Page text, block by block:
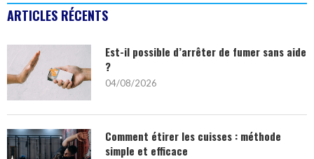
ARTICLES RÉCENTS
Est-il possible d’arrêter de fumer sans aide
?
04/08/2026
Comment étirer les cuisses : méthode
simple et efficace